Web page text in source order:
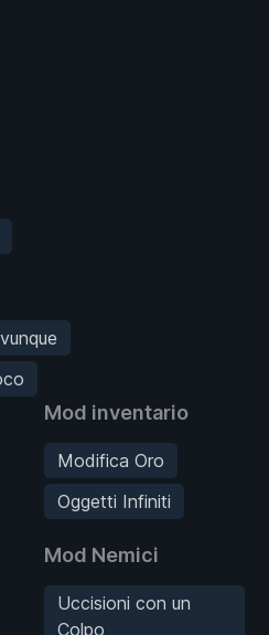
Mod inventario
Modifica Oro
Oggetti Infiniti
Mod Nemici
Uccisioni con un
Colpo